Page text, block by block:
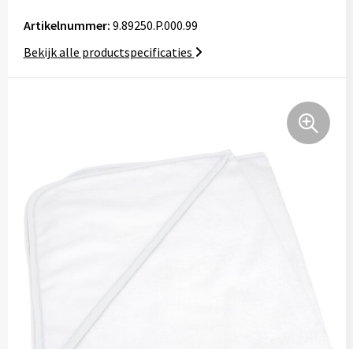
Relatiegeschenken
Stickers
Artikelnummer: 9.89250.P.000.99
Bekijk alle productspecificaties